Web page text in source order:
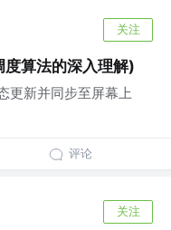
关注
算法的深入理解)
更新并同步至屏幕上
评论
关注